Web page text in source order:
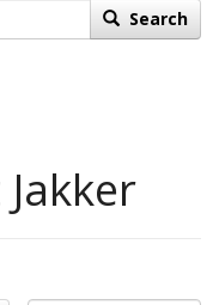
Search